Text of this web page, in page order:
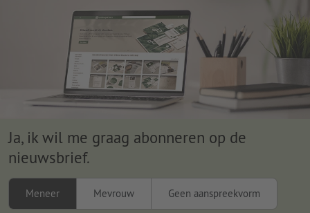
Ja, ik wil me graag abonneren op de
nieuwsbrief.
Meneer Mevrouw Geen aanspreekvorm